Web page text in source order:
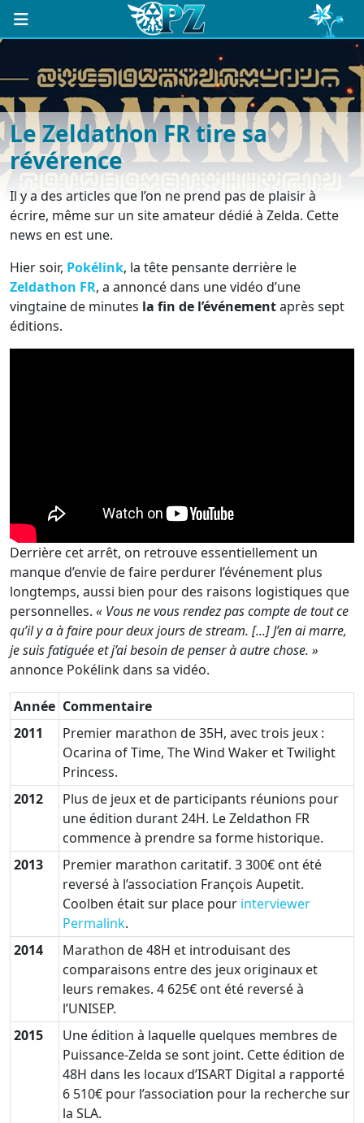
Le Zeldathon FR tire sa
révérence
Il y a des articles que l’on ne prend pas de plaisir à
écrire, même sur un site amateur dédié à Zelda. Cette
news en est une.
Hier soir, Pokélink, la tête pensante derrière le
Zeldathon FR, a annoncé dans une vidéo d’une
vingtaine de minutes la fin de l’événementaprès sept
éditions.
Derrière cet arrêt, on retrouve essentiellement un
manque d’envie de faire perdurer l’événement plus
longtemps, aussi bien pour des raisons logistiques que
personnelles. « Vous ne vous rendez pas compte de tout ce
qu’il y a à faire pour deux jours de stream. [...] J’en ai marre,
je suis fatiguée et j’ai besoin de penser à autre chose. »
annonce Pokélink dans sa vidéo.
Année Commentaire
2011
Premier marathon de 35H, avec trois jeux :
Ocarina of Time, The Wind Waker et Twilight
Princess.
2012
Plus de jeux et de participants réunions pour
une édition durant 24H. Le Zeldathon FR
commence à prendre sa forme historique.
2013
Premier marathon caritatif. 3 300€ ont été
reversé à l’association François Aupetit.
Coolben était sur place pour interviewer
Permalink.
2014
Marathon de 48H et introduisant des
comparaisons entre des jeux originaux et
leurs remakes. 4 625€ ont été reversé à
l’UNISEP.
2015
Une édition à laquelle quelques membres de
Puissance-Zelda se sont joint. Cette édition de
48H dans les locaux d’ISART Digital a rapporté
6 510€ pour l’association pour la recherche sur
la SLA.